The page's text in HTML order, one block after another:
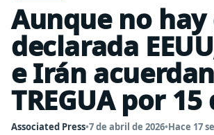
Aunque no
declarada
e Irán acuerdan
TREGUA por 15
Associated Press•7 de abril de 2026•Hace 17